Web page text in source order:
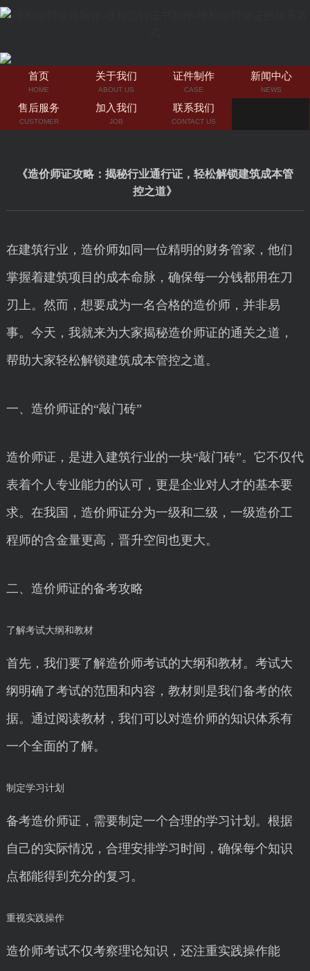
首页
HOME
关于我们
ABOUT US
证件制作
CASE
新闻中心
NEWS
售后服务
CUSTOMER
加入我们
JOB
联系我们
CONTACT US
《造价师证攻略：揭秘行业通行证，轻松解锁建筑成本管
控之道》
在建筑行业，造价师如同一位精明的财务管家，他们
掌握着建筑项目的成本命脉，确保每一分钱都用在刀
刃上。然而，想要成为一名合格的造价师，并非易
事。今天，我就来为大家揭秘造价师证的通关之道，
帮助大家轻松解锁建筑成本管控之道。
一、造价师证的“敲门砖”
造价师证，是进入建筑行业的一块“敲门砖”。它不仅代
表着个人专业能力的认可，更是企业对人才的基本要
求。在我国，造价师证分为一级和二级，一级造价工
程师的含金量更高，晋升空间也更大。
二、造价师证的备考攻略
了解考试大纲和教材
首先，我们要了解造价师考试的大纲和教材。考试大
纲明确了考试的范围和内容，教材则是我们备考的依
据。通过阅读教材，我们可以对造价师的知识体系有
一个全面的了解。
制定学习计划
备考造价师证，需要制定一个合理的学习计划。根据
自己的实际情况，合理安排学习时间，确保每个知识
点都能得到充分的复习。
重视实践操作
造价师考试不仅考察理论知识，还注重实践操作能